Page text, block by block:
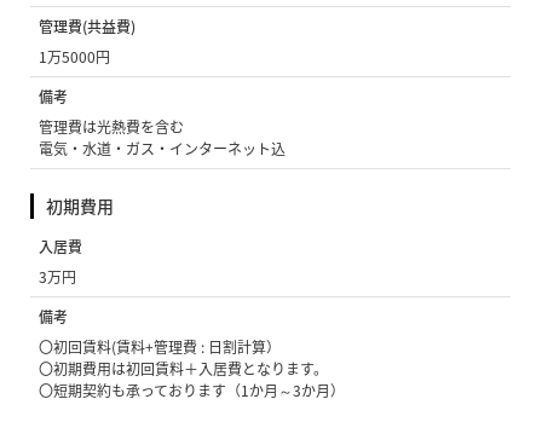
管理費(共益費)
1万5000円
備考
管理費は光熱費を含む
電気・水道・ガス・インターネット込
初期費用
入居費
3万円
備考
〇初回賃料(賃料+管理費 : 日割計算）
〇初期費用は初回賃料＋入居費となります。
〇短期契約も承っております（1か月～3か月）